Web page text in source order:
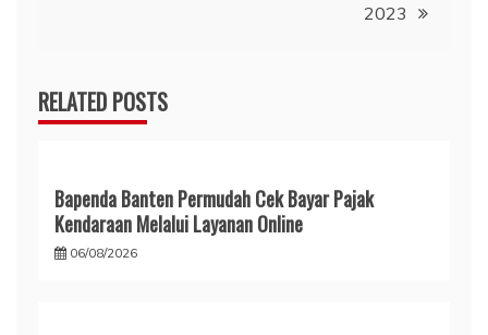
2023
RELATED POSTS
Bapenda Banten Permudah Cek Bayar Pajak
Kendaraan Melalui Layanan Online
06/08/2026